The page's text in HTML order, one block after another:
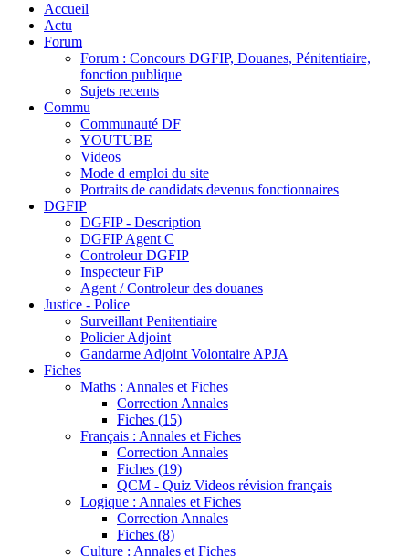
Accueil
Actu
Forum
Forum : Concours DGFIP, Douanes, Pénitentiaire,
fonction publique
Sujets recents
Commu
Communauté DF
YOUTUBE
Videos
Mode d emploi du site
Portraits de candidats devenus fonctionnaires
DGFIP
DGFIP - Description
DGFIP Agent C
Controleur DGFIP
Inspecteur FiP
Agent / Controleur des douanes
Justice - Police
Surveillant Penitentiaire
Policier Adjoint
Gandarme Adjoint Volontaire APJA
Fiches
Maths : Annales et Fiches
Correction Annales
Fiches (15)
Français : Annales et Fiches
Correction Annales
Fiches (19)
QCM - Quiz Videos révision français
Logique : Annales et Fiches
Correction Annales
Fiches (8)
Culture : Annales et Fiches